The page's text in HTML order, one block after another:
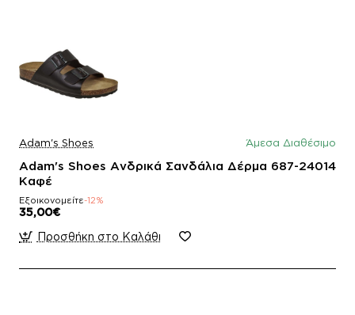
Adam's Shoes Άμεσα Διαθέσιμο
Adam's Shoes Ανδρικά Σανδάλια Δέρμα 687-24014
Καφέ
Εξοικονομείτε-12%
35,00€
Προσθήκη στο Καλάθι